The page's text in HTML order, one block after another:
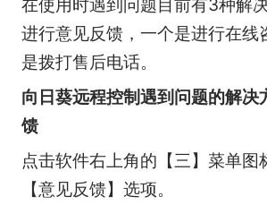
进行意见反馈，一个是进行在线
是拨打售后电话。
向日葵远程控制遇到问题的解决
馈
点击软件右上角的【三】菜单图
【意见反馈】选项。